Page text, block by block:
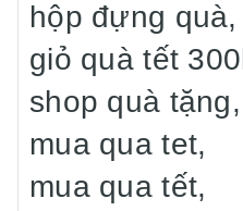
hộp đựng quà,
giỏ quà tết
shop quà tặng,
mua qua tet,
mua qua tết,